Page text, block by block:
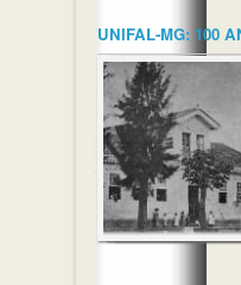
UNIFAL-MG: 100